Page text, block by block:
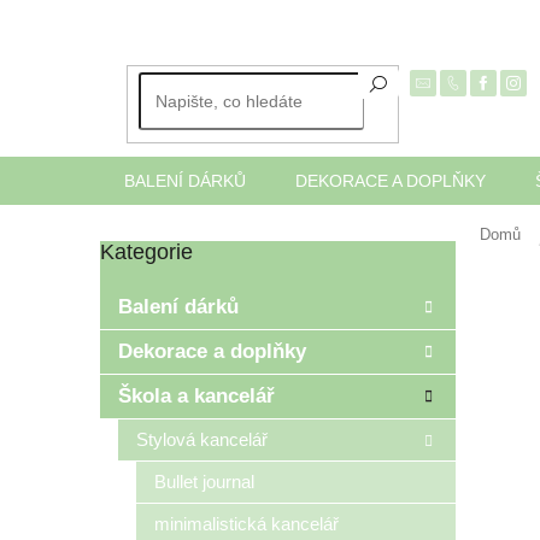
BALENÍ DÁRKŮ DEKORACE A DOPLŇKY
Domů
P
r
n
Přeskočit
Kategorie
Balení dárků
Dekorace a doplňky
Škola a kancelář
Stylová kancelář
Bullet journal
minimalistická kancelář